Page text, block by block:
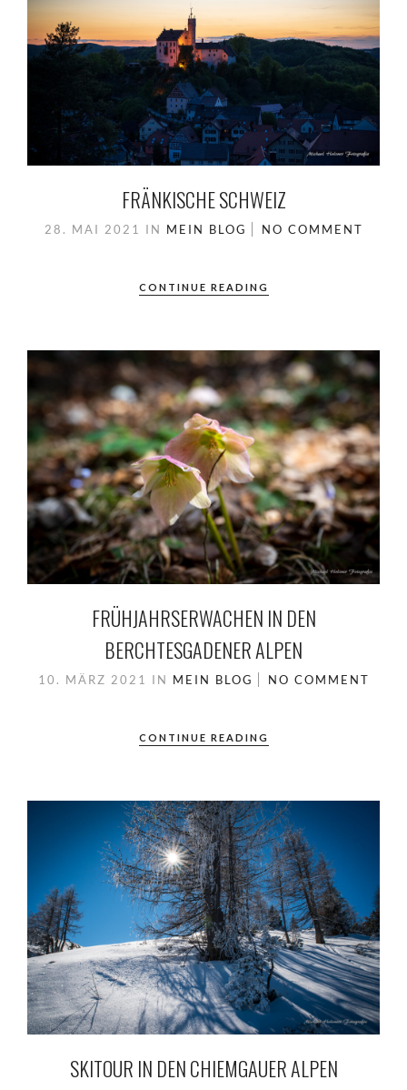
FRÄNKISCHE SCHWEIZ
28. MAI 2021 IN MEIN BLOG NO COMMENT
CONTINUE READING
FRÜHJAHRSERWACHEN IN DEN
BERCHTESGADENER ALPEN
10. MÄRZ 2021 IN MEIN BLOG NO COMMENT
CONTINUE READING
SKITOUR IN DEN CHIEMGAUER ALPEN